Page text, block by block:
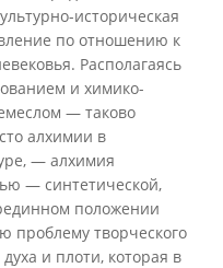
историческая
по отношению к
Располагаясь
и химико-
— таково
алхимии в
— алхимия
— синтетической,
положении
проблему творческого
и плоти, которая в